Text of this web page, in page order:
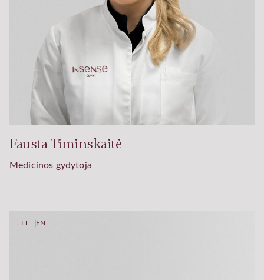
Fausta Timinskaitė
Medicinos gydytoja
LT EN